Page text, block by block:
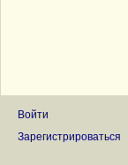
Войти
Зарегистрироваться